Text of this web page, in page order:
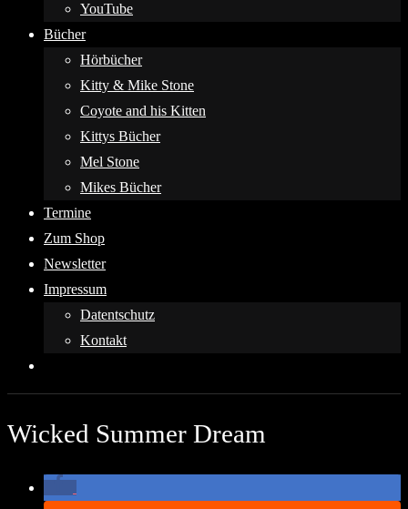
YouTube
Bücher
Hörbücher
Kitty & Mike Stone
Coyote and his Kitten
Kittys Bücher
Mel Stone
Mikes Bücher
Termine
Zum Shop
Newsletter
Impressum
Datentschutz
Kontakt
Wicked Summer Dream